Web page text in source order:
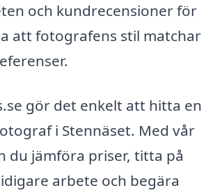
och kundrecensioner för
att fotografens stil matchar
gör det enkelt att hitta en
i Stennäset. Med vår
du jämföra priser, titta på
arbete och begära